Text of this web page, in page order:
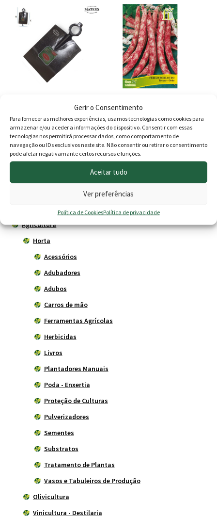
Gerir o Consentimento
Para fornecer as melhores experiências, usamos tecnologias como cookies para
armazenar e/ou aceder a informações do dispositivo. Consentir com essas
tecnologias nos permitirá processar dados, como comportamento de
navegação ou IDs exclusivos neste site. Não consentir ou retirar o consentimento
pode afetar negativamante certos recursos e funções.
Aceitar tudo
Ver preferências
Política de CookiesPolítica de privacidade
Enxada Sul
23.50€
Adicionar
Feijão Borlotto Língua de
Fogo de Trepar
2.80€
Adicionar
Agricultura
Horta
Acessórios
Adubadores
Adubos
Carros de mão
Ferramentas Agrícolas
Herbicidas
Livros
Plantadores Manuais
Poda - Enxertia
Proteção de Culturas
Pulverizadores
Sementes
Substratos
Tratamento de Plantas
Vasos e Tabuleiros de Produção
Olivicultura
Vinicultura - Destilaria